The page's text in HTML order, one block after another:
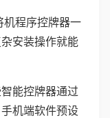
机程序控牌器一
安装操作就能
能控牌器通过
机端软件预设